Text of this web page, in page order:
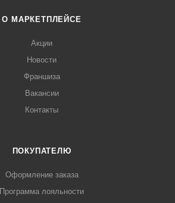
О МАРКЕТПЛЕЙСЕ
Акции
Новости
Франшиза
Вакансии
Контакты
ПОКУПАТЕЛЮ
Оформление заказа
Программа лояльности